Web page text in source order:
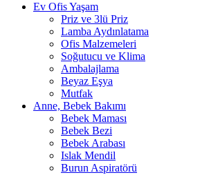
Ev Ofis Yaşam
Priz ve 3lü Priz
Lamba Aydınlatama
Ofis Malzemeleri
Soğutucu ve Klima
Ambalajlama
Beyaz Eşya
Mutfak
Anne, Bebek Bakımı
Bebek Maması
Bebek Bezi
Bebek Arabası
Islak Mendil
Burun Aspiratörü